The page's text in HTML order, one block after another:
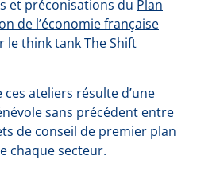
et préconisations du Plan
de l’économie française
le think tank The Shift
ateliers résulte d’une
sans précédent entre
de conseil de premier plan
chaque secteur.